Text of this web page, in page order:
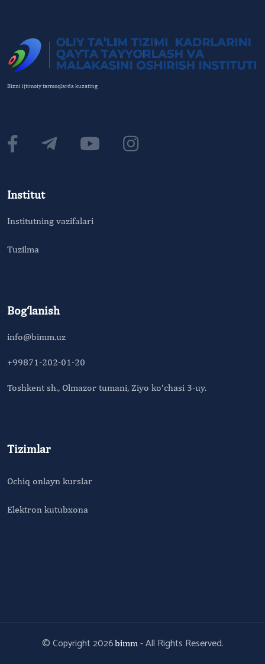
Bizni ijtimoiy tarmoqlarda kuzating
Institut
Institutning vazifalari
Tuzilma
Bog‘lanish
info@bimm.uz
+99871-202-01-20
Toshkent sh., Olmazor tumani, Ziyo ko‘chasi 3-uy.
Tizimlar
Ochiq onlayn kurslar
Elektron kutubxona
© Copyright 2026bimm - All Rights Reserved.